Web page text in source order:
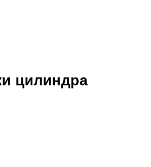
цилиндра